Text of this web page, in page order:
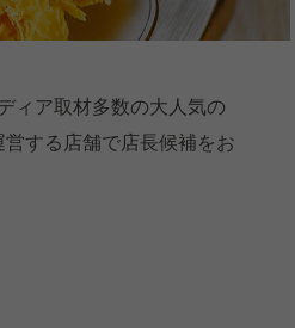
ィア取材多数の大人気の
する店舗で店長候補をお